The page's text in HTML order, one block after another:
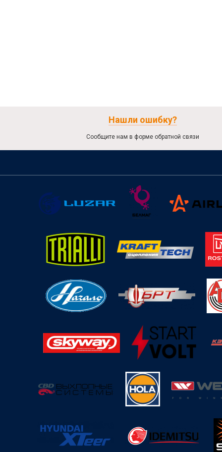
Нашли ошибку?
Сообщите нам в форме обратной связи